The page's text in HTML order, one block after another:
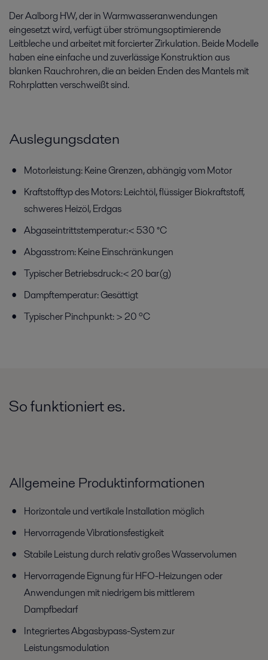
Der Aalborg HW, der in Warmwasseranwendungen
eingesetzt wird, verfügt über strömungsoptimierende
Leitbleche und arbeitet mit forcierter Zirkulation. Beide Modelle
haben eine einfache und zuverlässige Konstruktion aus
blanken Rauchrohren, die an beiden Enden des Mantels mit
Rohrplatten verschweißt sind.
Auslegungsdaten
Motorleistung: Keine Grenzen, abhängig vom Motor
Kraftstofftyp des Motors: Leichtöl, flüssiger Biokraftstoff,
schweres Heizöl, Erdgas
Abgaseintrittstemperatur:< 530 °C
Abgasstrom: Keine Einschränkungen
Typischer Betriebsdruck:< 20 bar(g)
Dampftemperatur: Gesättigt
Typischer Pinchpunkt: > 20 ºC
So funktioniert es.
Allgemeine Produktinformationen
Horizontale und vertikale Installation möglich
Hervorragende Vibrationsfestigkeit
Stabile Leistung durch relativ großes Wasservolumen
Hervorragende Eignung für HFO-Heizungen oder
Anwendungen mit niedrigem bis mittlerem
Dampfbedarf
Integriertes Abgasbypass-System zur
Leistungsmodulation